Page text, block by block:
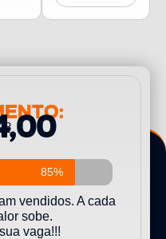
85%
vendidos. A cada
sobe.
vaga!!!